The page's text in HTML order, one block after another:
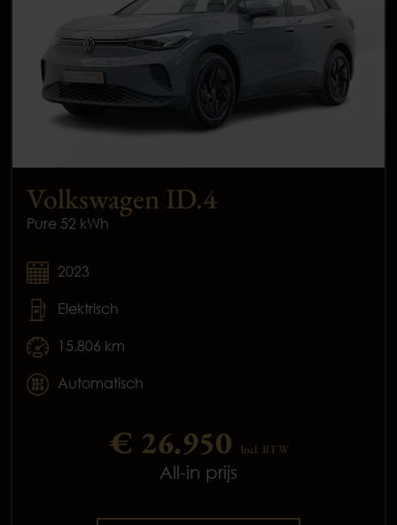
Volkswagen ID.4
Pure 52 kWh
2023
Elektrisch
15.806 km
Automatisch
€ 26.950 Incl. BTW
All-in prijs